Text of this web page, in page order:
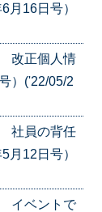
月16日号）
改正個人情
）('22/05/2
社員の背任
月12日号）
イベントで